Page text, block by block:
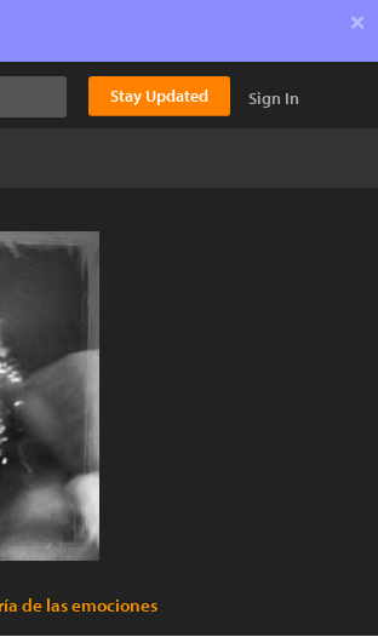
×
Stay Updated Sign In
de las emociones